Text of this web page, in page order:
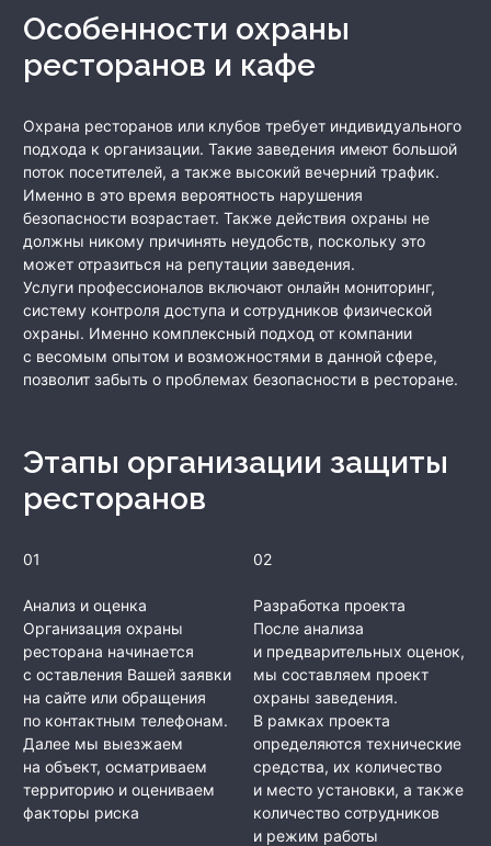
Особенности охраны
ресторанов и кафе
Охрана ресторанов или клубов требует индивидуального
подхода к организации. Такие заведения имеют большой
поток посетителей, а также высокий вечерний трафик.
Именно в это время вероятность нарушения
безопасности возрастает. Также действия охраны не
должны никому причинять неудобств, поскольку это
может отразиться на репутации заведения.
Услуги профессионалов включают онлайн мониторинг,
систему контроля доступа и сотрудников физической
охраны. Именно комплексный подход от компании
с весомым опытом и возможностями в данной сфере,
позволит забыть о проблемах безопасности в ресторане.
Этапы организации защиты
ресторанов
01
Анализ и оценка
Организация охраны
ресторана начинается
с оставления Вашей заявки
на сайте или обращения
по контактным телефонам.
Далее мы выезжаем
на объект, осматриваем
территорию и оцениваем
факторы риска
02
Разработка проекта
После анализа
и предварительных оценок,
мы составляем проект
охраны заведения.
В рамках проекта
определяются технические
средства, их количество
и место установки, а также
количество сотрудников
и режим работы